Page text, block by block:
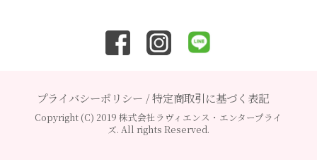
プライバシーポリシー /特定商取引に基づく表記
Copyright (C) 2019 株式会社ラヴィエンス・エンタープライ
ズ. All rights Reserved.